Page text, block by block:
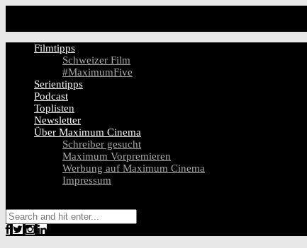
Filmtipps
Schweizer Film
#MaximumFive
Serientipps
Podcast
Toplisten
Newsletter
Über Maximum Cinema
Schreiber gesucht
Maximum Vorpremieren
Werbung auf Maximum Cinema
Impressum